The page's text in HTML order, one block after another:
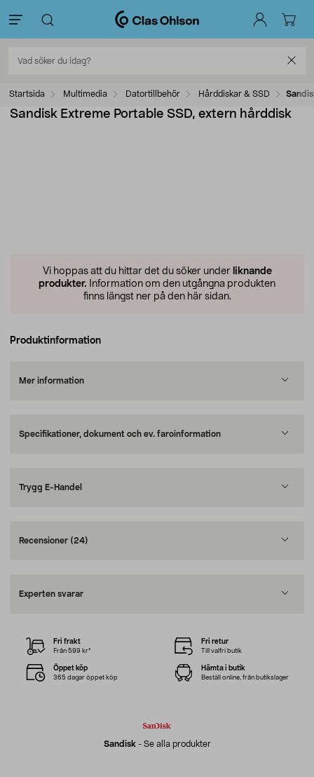
Startsida Multimedia Datortillbehör Hårddiskar & SSD
Sandisk Extreme Portable SSD, extern hårddisk
Vi hoppas att du hittar det du söker under liknande
produkter. Information om den utgångna produkten
finns längst ner på den här sidan.
Produktinformation
Mer information
Specifikationer, dokument och ev. faroinformation
Trygg E-Handel
Recensioner (24)
Experten svarar
Sandisk- Se alla produkter
Fri frakt
Från 599 kr*
Fri retur
Till valfri butik
Öppet köp
365 dagar öppet köp
Hämta i butik
Beställ online, från butikslager